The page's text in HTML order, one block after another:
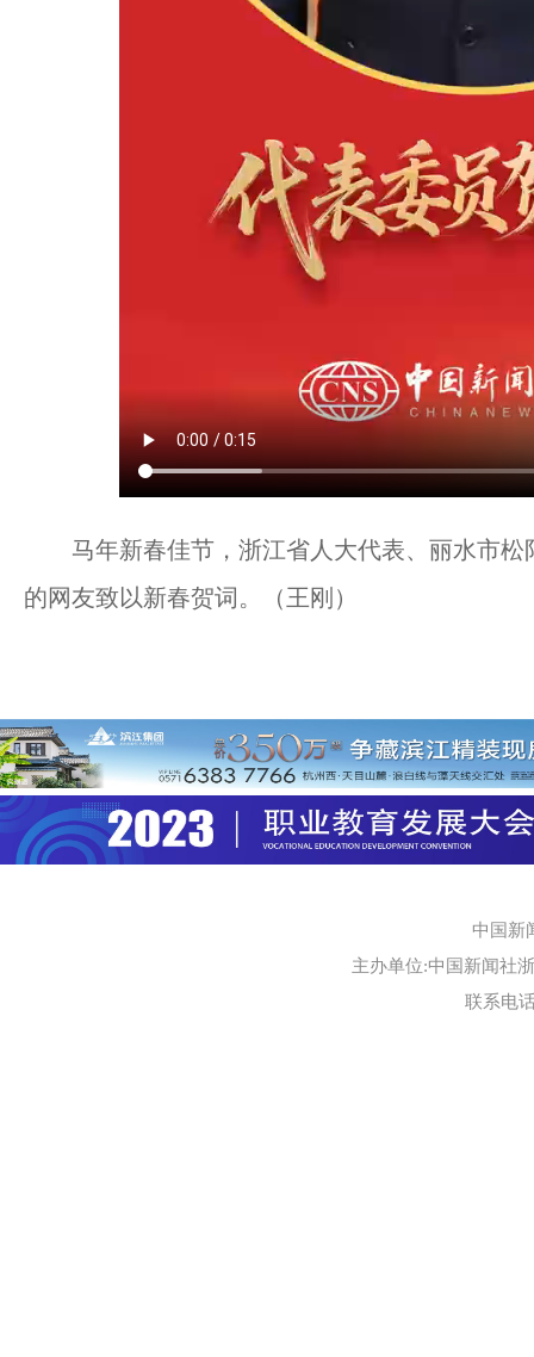
马年新春佳节，浙江省人大代表、丽水市松
的网友致以新春贺词。（王刚）
中国新
主办单位:中国新闻社
联系电